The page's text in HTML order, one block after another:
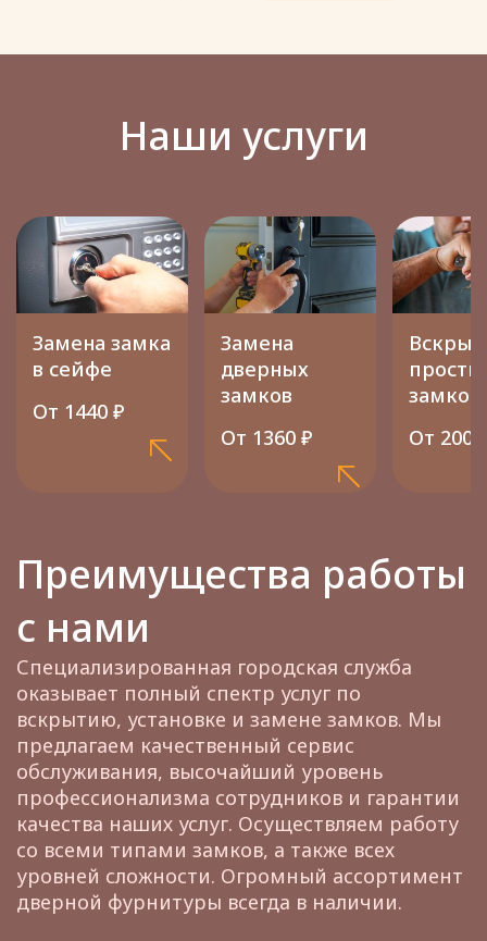
Наши услуги
Замена замка
в сейфе
От 1440 ₽
Замена
дверных
замков
От 1360 ₽
замков
От
Преимущества работы
с нами
Специализированная городская служба
оказывает полный спектр услуг по
вскрытию, установке и замене замков. Мы
предлагаем качественный сервис
обслуживания, высочайший уровень
профессионализма сотрудников и гарантии
качества наших услуг. Осуществляем работу
со всеми типами замков, а также всех
уровней сложности. Огромный ассортимент
дверной фурнитуры всегда в наличии.